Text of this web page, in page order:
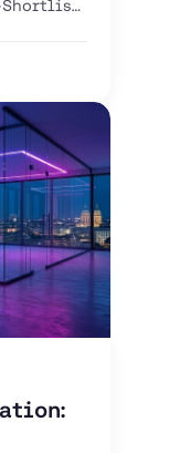
Shortlist